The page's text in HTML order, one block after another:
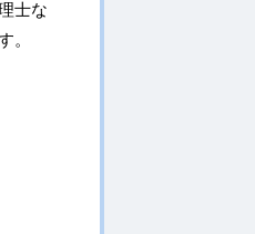
士な
。